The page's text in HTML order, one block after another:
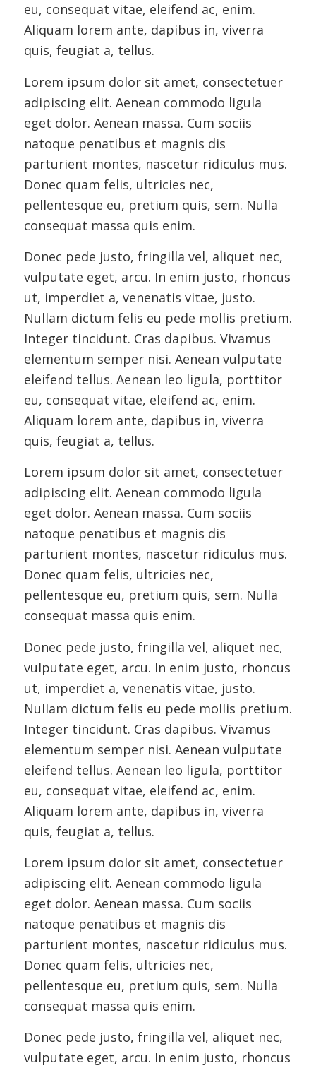
eu, consequat vitae, eleifend ac, enim.
Aliquam lorem ante, dapibus in, viverra
quis, feugiat a, tellus.
Lorem ipsum dolor sit amet, consectetuer
adipiscing elit. Aenean commodo ligula
eget dolor. Aenean massa. Cum sociis
natoque penatibus et magnis dis
parturient montes, nascetur ridiculus mus.
Donec quam felis, ultricies nec,
pellentesque eu, pretium quis, sem. Nulla
consequat massa quis enim.
Donec pede justo, fringilla vel, aliquet nec,
vulputate eget, arcu. In enim justo, rhoncus
ut, imperdiet a, venenatis vitae, justo.
Nullam dictum felis eu pede mollis pretium.
Integer tincidunt. Cras dapibus. Vivamus
elementum semper nisi. Aenean vulputate
eleifend tellus. Aenean leo ligula, porttitor
eu, consequat vitae, eleifend ac, enim.
Aliquam lorem ante, dapibus in, viverra
quis, feugiat a, tellus.
Lorem ipsum dolor sit amet, consectetuer
adipiscing elit. Aenean commodo ligula
eget dolor. Aenean massa. Cum sociis
natoque penatibus et magnis dis
parturient montes, nascetur ridiculus mus.
Donec quam felis, ultricies nec,
pellentesque eu, pretium quis, sem. Nulla
consequat massa quis enim.
Donec pede justo, fringilla vel, aliquet nec,
vulputate eget, arcu. In enim justo, rhoncus
ut, imperdiet a, venenatis vitae, justo.
Nullam dictum felis eu pede mollis pretium.
Integer tincidunt. Cras dapibus. Vivamus
elementum semper nisi. Aenean vulputate
eleifend tellus. Aenean leo ligula, porttitor
eu, consequat vitae, eleifend ac, enim.
Aliquam lorem ante, dapibus in, viverra
quis, feugiat a, tellus.
Lorem ipsum dolor sit amet, consectetuer
adipiscing elit. Aenean commodo ligula
eget dolor. Aenean massa. Cum sociis
natoque penatibus et magnis dis
parturient montes, nascetur ridiculus mus.
Donec quam felis, ultricies nec,
pellentesque eu, pretium quis, sem. Nulla
consequat massa quis enim.
Donec pede justo, fringilla vel, aliquet nec,
vulputate eget, arcu. In enim justo, rhoncus